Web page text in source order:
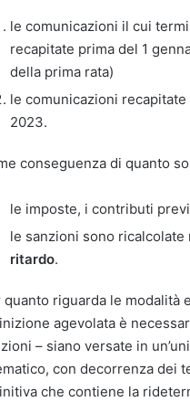
le comunicazioni il cui
recapitate prima del 1
della prima rata)
le comunicazioni
2023.
conseguenza di quanto
le imposte, i contributi
le sanzioni sono ricalcolate
ritardo.
quanto riguarda le modalità
agevolata è
– siano versate in
con decorrenza dei
che contiene la